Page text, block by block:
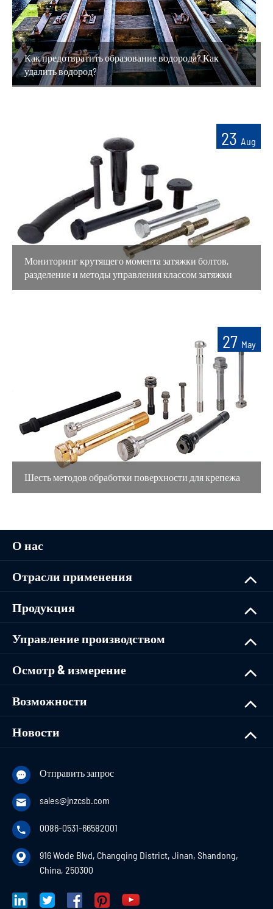
Как предотвратить образование водорода? Как
удалить водород?
23 Aug
Мониторинг крутящего момента затяжки болтов,
разделение и методы управления классом затяжки
27 May
Шесть методов обработки поверхности для крепежа
О нас
Отрасли применения
Продукция
Управление производством
Осмотр & измерение
Возможности
Новости
 Отправить запрос
 sales@jnzcsb.com
 0086-0531-66582001

916 Wode Blvd, Changqing District, Jinan, Shandong,
China, 250300